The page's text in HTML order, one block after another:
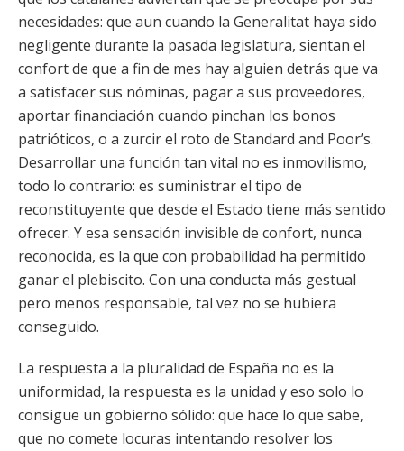
necesidades: que aun cuando la Generalitat haya sido
negligente durante la pasada legislatura, sientan el
confort de que a fin de mes hay alguien detrás que va
a satisfacer sus nóminas, pagar a sus proveedores,
aportar financiación cuando pinchan los bonos
patrióticos, o a zurcir el roto de Standard and Poor’s.
Desarrollar una función tan vital no es inmovilismo,
todo lo contrario: es suministrar el tipo de
reconstituyente que desde el Estado tiene más sentido
ofrecer. Y esa sensación invisible de confort, nunca
reconocida, es la que con probabilidad ha permitido
ganar el plebiscito. Con una conducta más gestual
pero menos responsable, tal vez no se hubiera
conseguido.
La respuesta a la pluralidad de España no es la
uniformidad, la respuesta es la unidad y eso solo lo
consigue un gobierno sólido: que hace lo que sabe,
que no comete locuras intentando resolver los